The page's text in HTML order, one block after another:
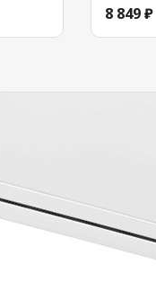
8 849 ₽